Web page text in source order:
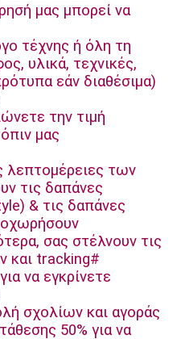
μας μπορεί να
τέχνης ή όλη τη
υλικά, τεχνικές,
εάν διαθέσιμα)
την τιμή
μας
λεπτομέρειες των
τις δαπάνες
& τις δαπάνες
σας στέλνουν τις
και tracking#
να εγκρίνετε
σχολίων και αγοράς
50% για να